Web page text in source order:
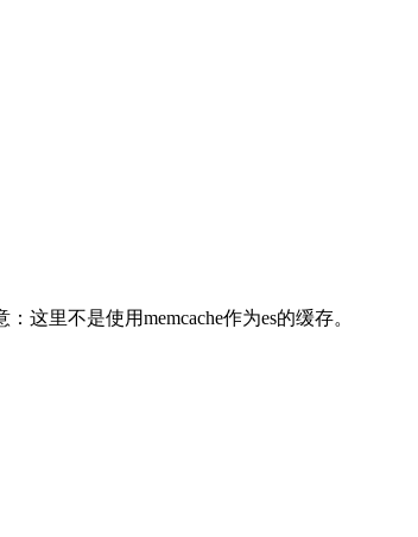
这里不是使用memcache作为es的缓存。